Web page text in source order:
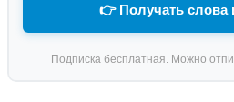
👉 Получать
Подписка бесплатная. Можно